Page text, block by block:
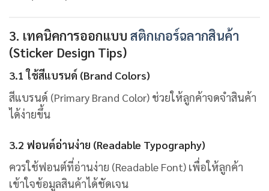
3. เทคนิคการออกแบบ สติกเกอร์ฉลากสินค้า
(Sticker Design Tips)
3.1 ใช้สีแบรนด์ (Brand Colors)
สีแบรนด์ (Primary Brand Color) ช่วยให้ลูกค้าจดจำสินค้า
ได้ง่ายขึ้น
3.2 ฟอนต์อ่านง่าย (Readable Typography)
ควรใช้ฟอนต์ที่อ่านง่าย (Readable Font) เพื่อให้ลูกค้า
เข้าใจข้อมูลสินค้าได้ชัดเจน